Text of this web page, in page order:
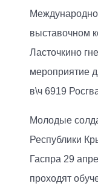
выставочном
Ласточкино
мероприятие
в\ч 6919
Молодые
Республики
Гаспра 29
проходят